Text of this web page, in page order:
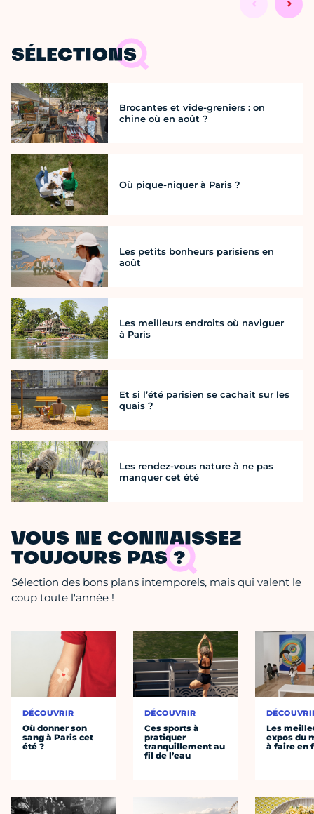
SÉLECTIONS
Brocantes et vide-greniers : on
chine où en août ?
Où pique-niquer à Paris ?
Les petits bonheurs parisiens en
août
Les meilleurs endroits où naviguer
à Paris
Et si l’été parisien se cachait sur les
quais ?
Les rendez-vous nature à ne pas
manquer cet été
VOUS NE CONNAISSEZ
TOUJOURS PAS ?
Sélection des bons plans intemporels, mais qui valent le
coup toute l'année !
DÉCOUVRIR
Où donner son
sang à Paris cet
été ?
DÉCOUVRIR
Ces sports à
pratiquer
tranquillement au
fil de l’eau
Les
expos du
à faire en